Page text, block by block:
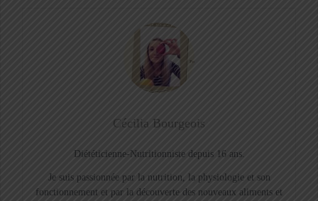
Cécilia Bourgeois
Diététicienne-Nutritionniste depuis 16 ans.
Je suis passionnée par la nutrition, la physiologie et son
fonctionnement et par la découverte des nouveaux aliments et